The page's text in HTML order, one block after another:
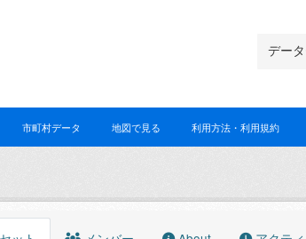
市町村データ 地図で見る 利用方法・利用規約